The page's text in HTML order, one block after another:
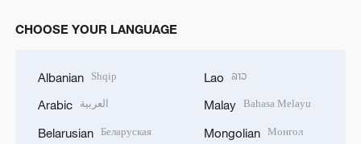
CHOOSE YOUR LANGUAGE
Albanian Shqip
Arabic العربية
Belarusian Беларуская
Lao ລາວ
Malay Bahasa Melayu
Mongolian Монгол